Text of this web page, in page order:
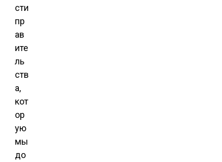
сти
пр
ав
ите
ль
ств
а,
кот
ор
ую
мы
до